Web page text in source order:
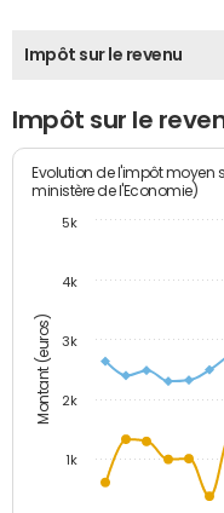
Impôt sur le revenu
Impôt sur le
Montant (euros)
Evolution de l'impôt moyen
ministère de l'Economie)
1k
2k
3k
4k
5k